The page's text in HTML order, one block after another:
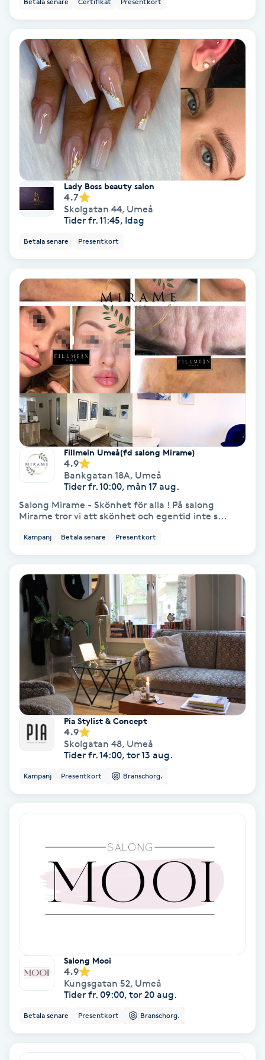
Babylights
Balayage
Bambumassage
Barber
Barnklippning
Blowout
Bottenfärg
Brynformning
Brynfärgning
Brynplockning
Bröllopsuppsättning
Celluliter
Coachning
Color correction
Damklippning
Dermapen
Diamantslipning
Enzympeeling
Extensions borttagning
Face framing
Fettreducering
Lady Boss beauty salon
4.7
Skolgatan 44, Umeå
Tider fr. 11:45, Idag
Betala senare Presentkort
Fillmein Umeå(fd salong Mirame)
4.9
Bankgatan 18A, Umeå
Tider fr. 10:00, mån 17 aug.
Salong Mirame - Skönhet för alla ! På salong
Mirame tror vi att skönhet och egentid inte s...
Kampanj Betala senare Presentkort
Pia Stylist & Concept
4.9
Skolgatan 48, Umeå
Tider fr. 14:00, tor 13 aug.
Kampanj Presentkort Branschorg.
Salong Mooi
4.9
Kungsgatan 52, Umeå
Tider fr. 09:00, tor 20 aug.
Betala senare Presentkort Branschorg.